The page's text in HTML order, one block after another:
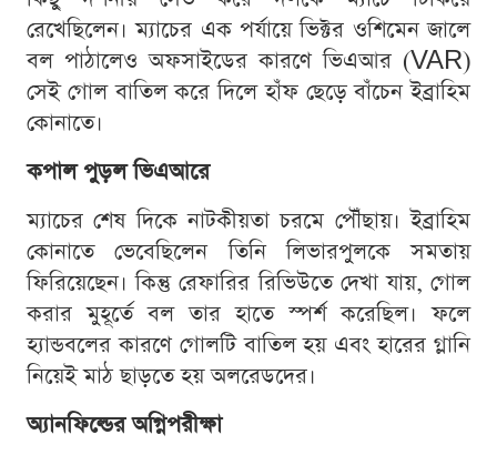
রেখেছিলেন। ম্যাচের এক পর্যায়ে ভিক্টর ওশিমেন জালে
বল পাঠালেও অফসাইডের কারণে ভিএআর (VAR)
সেই গোল বাতিল করে দিলে হাঁফ ছেড়ে বাঁচেন ইব্রাহিম
কোনাতে।
কপাল পুড়ল ভিএআরে
ম্যাচের শেষ দিকে নাটকীয়তা চরমে পৌঁছায়। ইব্রাহিম
কোনাতে ভেবেছিলেন তিনি লিভারপুলকে সমতায়
ফিরিয়েছেন। কিন্তু রেফারির রিভিউতে দেখা যায়, গোল
করার মুহূর্তে বল তার হাতে স্পর্শ করেছিল। ফলে
হ্যান্ডবলের কারণে গোলটি বাতিল হয় এবং হারের গ্লানি
নিয়েই মাঠ ছাড়তে হয় অলরেডদের।
অ্যানফিল্ডের অগ্নিপরীক্ষা